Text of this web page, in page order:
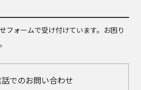
フォームで受け付けています。お困り
でのお問い合わせ